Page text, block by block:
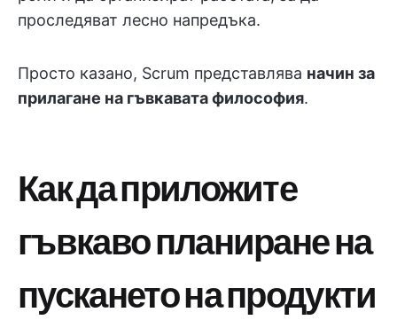
проследяват лесно напредъка.
Просто казано, Scrum представлява начин за
прилагане на гъвкавата философия.
Как да приложите
гъвкаво планиране на
пускането на продукти